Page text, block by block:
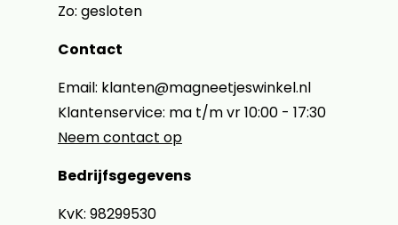
Zo: gesloten
Contact
Email: klanten@magneetjeswinkel.nl
Klantenservice: ma t/m vr 10:00 - 17:30
Neem contact op
Bedrijfsgegevens
KvK: 98299530